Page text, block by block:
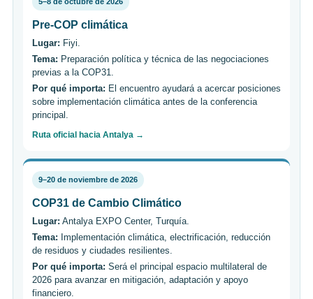
Pre-COP climática
Lugar: Fiyi.
Tema: Preparación política y técnica de las negociaciones
previas a la COP31.
Por qué importa: El encuentro ayudará a acercar posiciones
sobre implementación climática antes de la conferencia
principal.
Ruta oficial hacia Antalya →
9–20 de noviembre de 2026
COP31 de Cambio Climático
Lugar: Antalya EXPO Center, Turquía.
Tema: Implementación climática, electrificación, reducción
de residuos y ciudades resilientes.
Por qué importa: Será el principal espacio multilateral de
2026 para avanzar en mitigación, adaptación y apoyo
financiero.